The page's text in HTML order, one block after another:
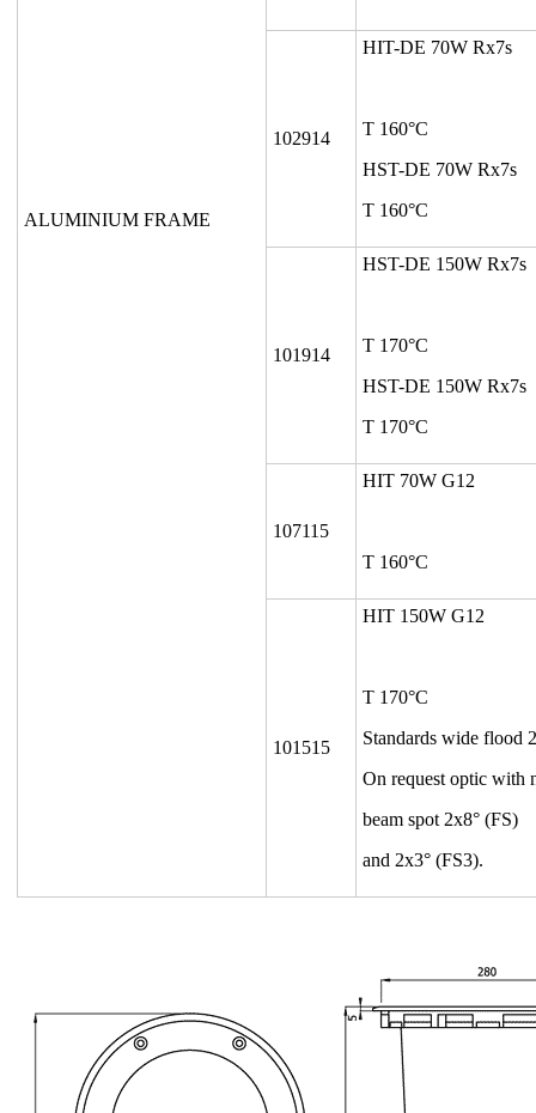
ALUMINIUM FRAME
102914
HIT-DE 70W Rx7s
T 160°C
HST-DE 70W Rx7s
T 160°C
101914
HST-DE 150W Rx7s
T 170°C
HST-DE 150W Rx7s
T 170°C
107115
HIT 70W G12
T 160°C
101515
HIT 150W G12
T 170°C
Standards wide flood
On request optic with
beam spot 2x8° (FS)
and 2x3° (FS3).